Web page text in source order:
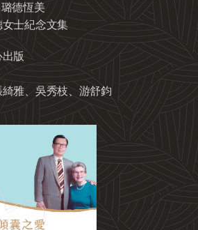
德恆美
士紀念文集
版
雅、吳秀枝、游舒鈞